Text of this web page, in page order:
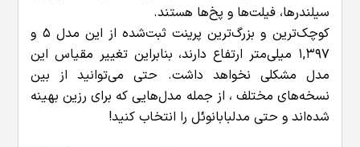
سیلندرها، فیلت‌ها و پخ‌ها هستند.
کوچک‌ترین و بزرگ‌ترین پرینت ثبت‌شده از این مدل 5 و
1,397 میلی‌متر ارتفاع دارند، بنابراین تغییر مقیاس این
مدل مشکلی نخواهد داشت. حتی می‌توانید از بین
نسخه‌های مختلف ، از جمله مدل‌هایی که برای رزین بهینه
شده‌اند و حتی مدلبابانوئل را انتخاب کنید!